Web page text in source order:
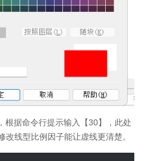
根据命令行提示输入【30】，此处
线型比例因子能让虚线更清楚。